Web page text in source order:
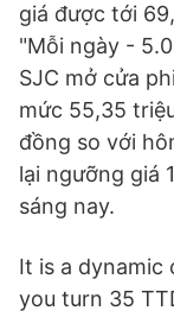
giá được tới
"Mỗi ngày -
SJC mở cửa
mức 55,35
đồng so với
lại ngưỡng giá
sáng nay.
It is a
you turn 35